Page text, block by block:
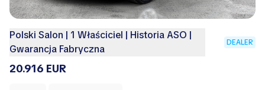
Polski Salon | 1 Właściciel | Historia ASO |
Gwarancja Fabryczna
DEALER
20.916 EUR